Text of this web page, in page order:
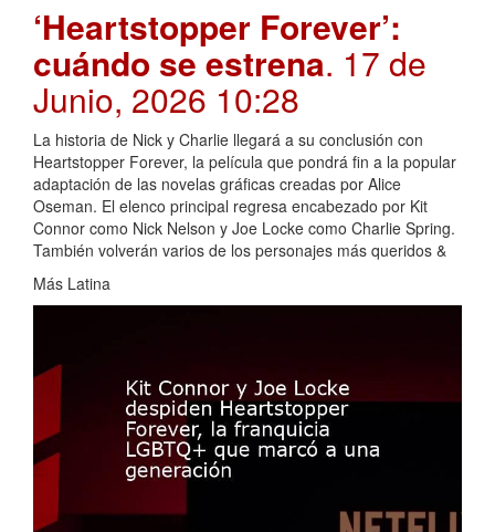
‘Heartstopper Forever’:
cuándo se estrena. 17 de
Junio, 2026 10:28
La historia de Nick y Charlie llegará a su conclusión con
Heartstopper Forever, la película que pondrá fin a la popular
adaptación de las novelas gráficas creadas por Alice
Oseman. El elenco principal regresa encabezado por Kit
Connor como Nick Nelson y Joe Locke como Charlie Spring.
También volverán varios de los personajes más queridos &
Más Latina